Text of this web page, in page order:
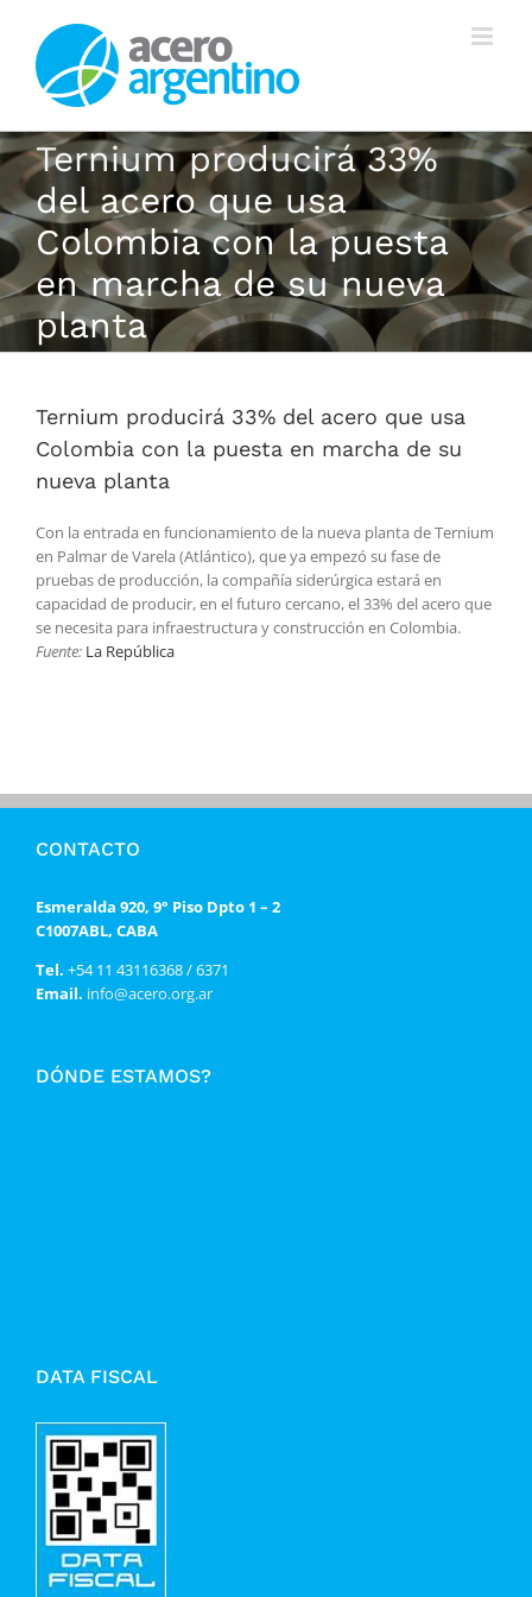
contenido
Ternium producirá 33%
del acero que usa
Colombia con la puesta
en marcha de su nueva
planta
Ternium producirá 33% del acero que usa
Colombia con la puesta en marcha de su
nueva planta
Con la entrada en funcionamiento de la nueva planta de Ternium
en Palmar de Varela (Atlántico), que ya empezó su fase de
pruebas de producción, la compañía siderúrgica estará en
capacidad de producir, en el futuro cercano, el 33% del acero que
se necesita para infraestructura y construcción en Colombia.
Fuente: La República
CONTACTO
Esmeralda 920, 9° Piso Dpto 1 – 2
C1007ABL, CABA
Tel. +54 11 43116368 / 6371
Email. info@acero.org.ar
DÓNDE ESTAMOS?
DATA FISCAL